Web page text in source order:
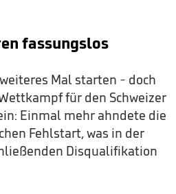
fassungslos
Mal starten - doch
für den Schweizer
Einmal mehr ahndete die
Fehlstart, was in der
Disqualifikation